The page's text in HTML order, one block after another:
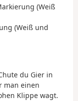
(Weiß
(Weiß und
du Gier in
man einen
Klippe wagt.